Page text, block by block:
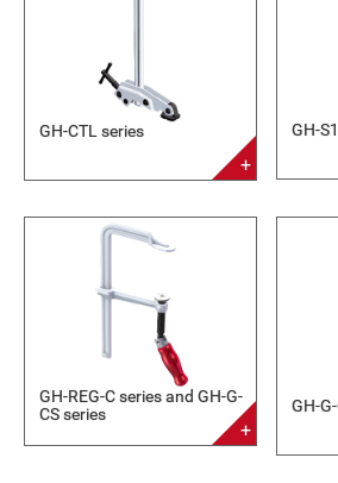
GH-CTL series GH-
GH-REG-C series and GH-G-
CS series
GH-